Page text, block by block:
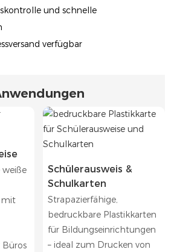
und schnelle
verfügbar
weiße
mit
Büros
Schülerausweis &
Schulkarten
Strapazierfähige,
bedruckbare Plastikkarten
für Bildungseinrichtungen
– ideal zum Drucken von